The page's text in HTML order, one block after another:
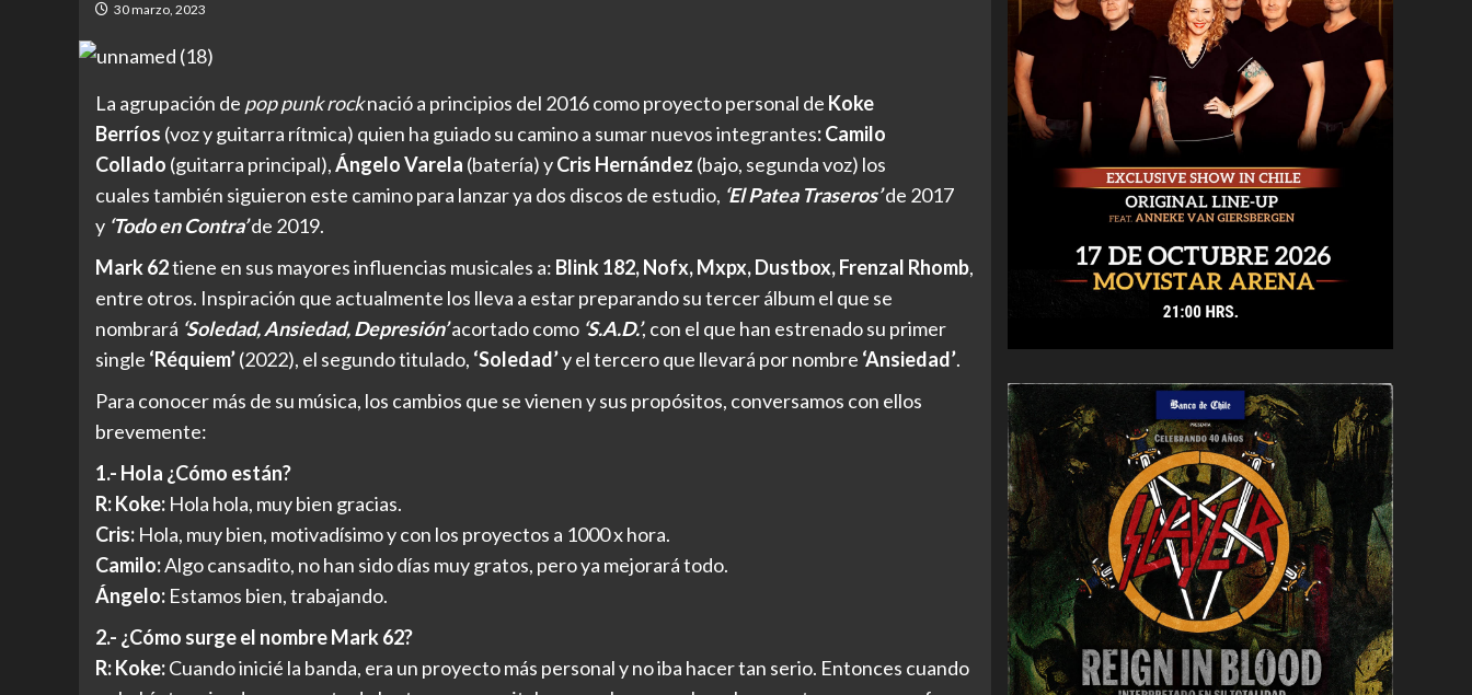
30 marzo, 2023
La agrupación de pop punk rocknació a principios del 2016 como proyecto personal de Koke
Berríos (voz y guitarra rítmica) quien ha guiado su camino a sumar nuevos integrantes: Camilo
Collado (guitarra principal),Ángelo Varela (batería) yCris Hernández (bajo, segunda voz) los
cuales también siguieron este camino para lanzar ya dos discos de estudio, ‘El Patea Traseros’de 2017
y ‘Todo en Contra’de 2019.
Mark 62tiene en sus mayores influencias musicales a: Blink 182, Nofx, Mxpx, Dustbox, Frenzal Rhomb,
entre otros. Inspiración que actualmente los lleva a estar preparando su tercer álbum el que se
nombrará ‘Soledad, Ansiedad, Depresión’acortado como ‘S.A.D.’, con el que han estrenado su primer
single ‘Réquiem’(2022), el segundo titulado, ‘Soledad’y el tercero que llevará por nombre ‘Ansiedad’.
Para conocer más de su música, los cambios que se vienen y sus propósitos, conversamos con ellos
brevemente:
1.- Hola ¿Cómo están?
R: Koke: Hola hola, muy bien gracias.
Cris: Hola, muy bien, motivadísimo y con los proyectos a 1000 x hora.
Camilo:Algo cansadito, no han sido días muy gratos, pero ya mejorará todo.
Ángelo: Estamos bien, trabajando.
2.- ¿Cómo surge el nombre Mark 62?
R:Koke:Cuando inicié la banda, era un proyecto más personal y no iba hacer tan serio. Entonces cuando